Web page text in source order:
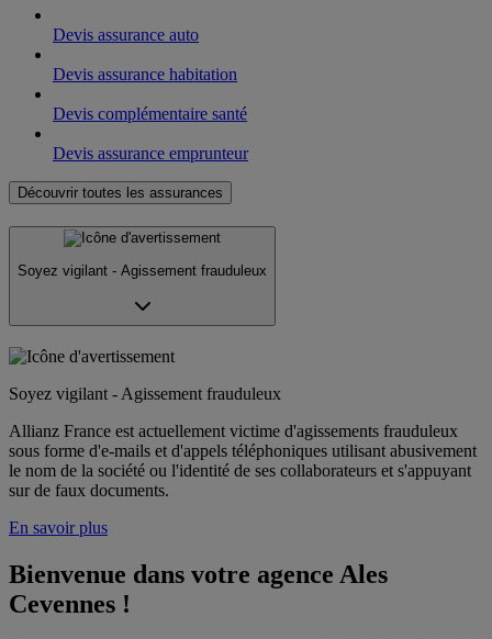
Devis assurance auto
Devis assurance habitation
Devis complémentaire santé
Devis assurance emprunteur
Découvrir toutes les assurances
Soyez vigilant - Agissement frauduleux
Soyez vigilant - Agissement frauduleux
Allianz France est actuellement victime d'agissements frauduleux
sous forme d'e-mails et d'appels téléphoniques utilisant abusivement
le nom de la société ou l'identité de ses collaborateurs et s'appuyant
sur de faux documents.
En savoir plus
Bienvenue dans votre agence Ales
Cevennes !